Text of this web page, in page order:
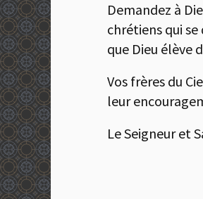
Demandez à
chrétiens qui
que Dieu élève
Vos frères du
leur
Le Seigneur et